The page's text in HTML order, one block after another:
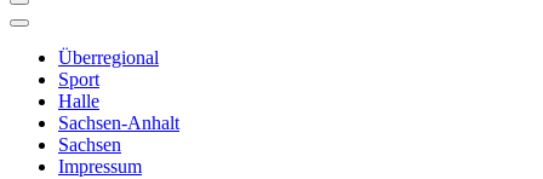
Überregional
Sport
Halle
Sachsen-Anhalt
Sachsen
Impressum